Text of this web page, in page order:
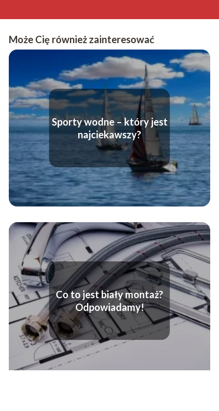
Może Cię również zainteresować
Sporty wodne – który jest
najciekawszy?
Co to jest biały montaż?
Odpowiadamy!